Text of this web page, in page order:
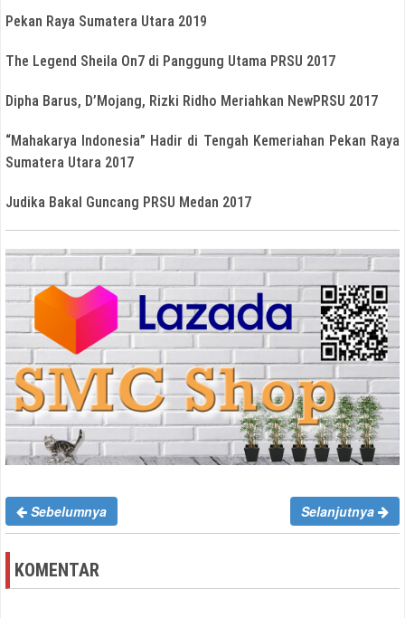
Pekan Raya Sumatera Utara 2019
The Legend Sheila On7 di Panggung Utama PRSU 2017
Dipha Barus, D’Mojang, Rizki Ridho Meriahkan NewPRSU 2017
“Mahakarya Indonesia” Hadir di Tengah Kemeriahan Pekan Raya
Sumatera Utara 2017
Judika Bakal Guncang PRSU Medan 2017
Sebelumnya Selanjutnya
KOMENTAR